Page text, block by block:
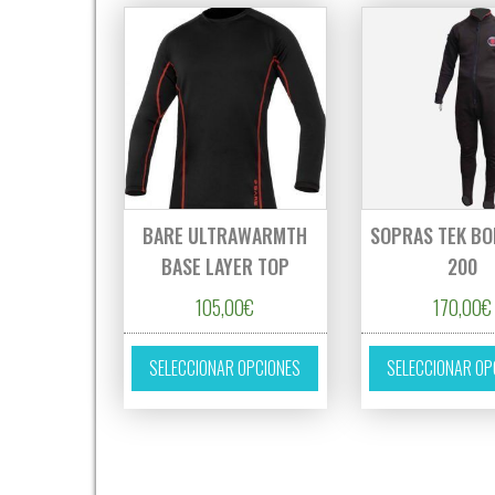
BARE ULTRAWARMTH
BASE LAYER TOP
105,00€
SELECCIONAR OPCIONES
Este producto tiene
SOPRAS TEK
200
170,00€
SELECCIONAR